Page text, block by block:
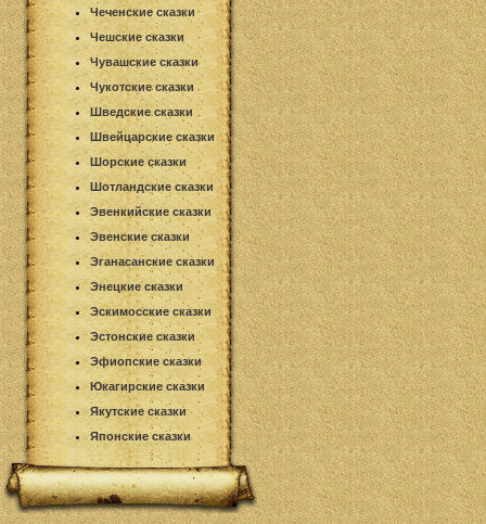
Чеченские сказки
Чешские сказки
Чувашские сказки
Чукотские сказки
Шведские сказки
Швейцарские сказки
Шорские сказки
Шотландские сказки
Эвенкийские сказки
Эвенские сказки
Эганасанские сказки
Энецкие сказки
Эскимосские сказки
Эстонские сказки
Эфиопские сказки
Юкагирские сказки
Якутские сказки
Японские сказки